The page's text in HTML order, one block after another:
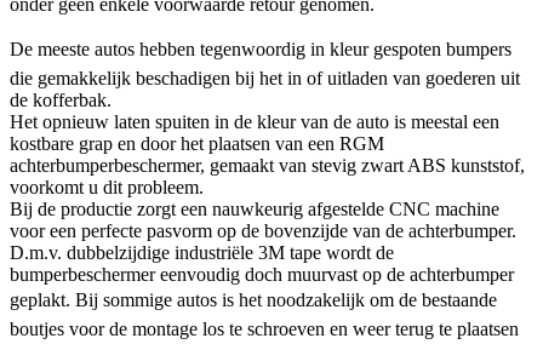
onder geen enkele voorwaarde retour genomen.
De meeste autos hebben tegenwoordig in kleur gespoten bumpers
die gemakkelijk beschadigen bij het in of uitladen van goederen uit
de kofferbak.
Het opnieuw laten spuiten in de kleur van de auto is meestal een
kostbare grap en door het plaatsen van een RGM
achterbumperbeschermer, gemaakt van stevig zwart ABS kunststof,
voorkomt u dit probleem.
Bij de productie zorgt een nauwkeurig afgestelde CNC machine
voor een perfecte pasvorm op de bovenzijde van de achterbumper.
D.m.v. dubbelzijdige industriële 3M tape wordt de
bumperbeschermer eenvoudig doch muurvast op de achterbumper
geplakt. Bij sommige autos is het noodzakelijk om de bestaande
boutjes voor de montage los te schroeven en weer terug te plaatsen